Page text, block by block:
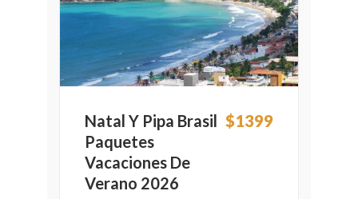
Natal Y Pipa Brasil
Paquetes
Vacaciones De
Verano 2026
$1399